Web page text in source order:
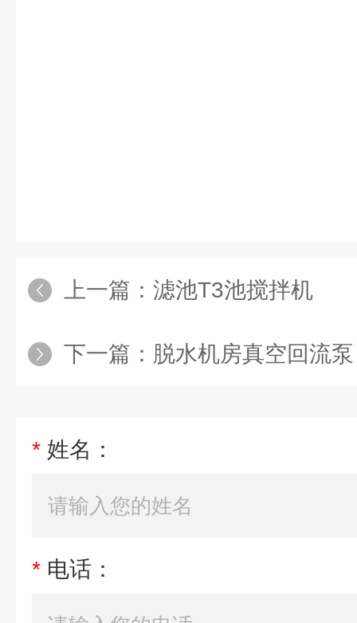
上一篇： 滤池T3池搅拌机
下一篇： 脱水机房真空回流泵
* 姓名：
* 电话：